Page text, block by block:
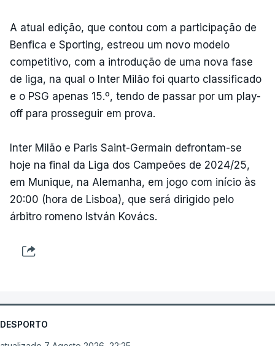
A atual edição, que contou com a participação de
Benfica e Sporting, estreou um novo modelo
competitivo, com a introdução de uma nova fase
de liga, na qual o Inter Milão foi quarto classificado
e o PSG apenas 15.º, tendo de passar por um play-
off para prosseguir em prova.
Inter Milão e Paris Saint-Germain defrontam-se
hoje na final da Liga dos Campeões de 2024/25,
em Munique, na Alemanha, em jogo com início às
20:00 (hora de Lisboa), que será dirigido pelo
árbitro romeno István Kovács.
DESPORTO